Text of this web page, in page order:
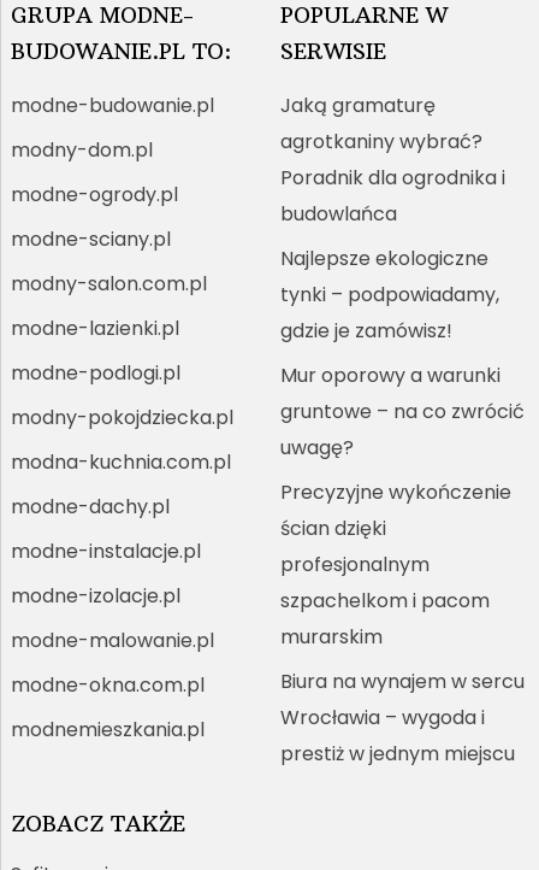
GRUPA MODNE-
BUDOWANIE.PL TO:
modne-budowanie.pl
modny-dom.pl
modne-ogrody.pl
modne-sciany.pl
modny-salon.com.pl
modne-lazienki.pl
modne-podlogi.pl
modny-pokojdziecka.pl
modna-kuchnia.com.pl
modne-dachy.pl
modne-instalacje.pl
modne-izolacje.pl
modne-malowanie.pl
modne-okna.com.pl
modnemieszkania.pl
POPULARNE W
SERWISIE
Jaką gramaturę
agrotkaniny wybrać?
Poradnik dla ogrodnika i
budowlańca
Najlepsze ekologiczne
tynki – podpowiadamy,
gdzie je zamówisz!
Mur oporowy a warunki
gruntowe – na co zwrócić
uwagę?
Precyzyjne wykończenie
ścian dzięki
profesjonalnym
szpachelkom i pacom
murarskim
Biura na wynajem w sercu
Wrocławia – wygoda i
prestiż w jednym miejscu
ZOBACZ TAKŻE